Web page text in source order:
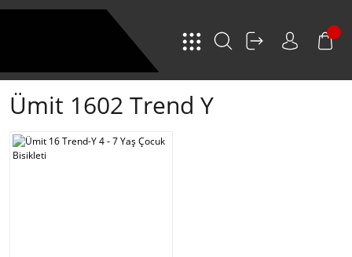
Ümit 1602 Trend Y